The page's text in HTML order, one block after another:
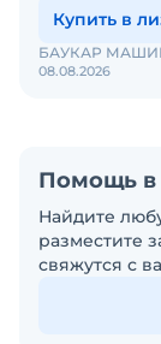
Купить в
08.08.2026
БАУКАР
Помощь в
Найдите
разместите
свяжутся с